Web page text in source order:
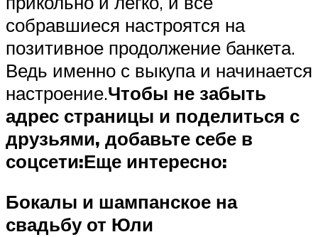
собравшиеся настроятся на
позитивное продолжение банкета.
Ведь именно с выкупа и начинается
настроение.Чтобы не забыть
адрес страницы и поделиться с
друзьями, добавьте себе в
соцсети:Еще интересно:
Бокалы и шампанское на
свадьбу от Юли